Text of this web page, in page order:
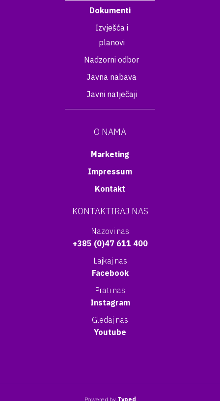
Dokumenti
Izvješća i
planovi
Nadzorni odbor
Javna nabava
Javni natječaji
O NAMA
Marketing
Impressum
Kontakt
KONTAKTIRAJ NAS
Nazovi nas
+385 (0)47 611 400
Lajkaj nas
Facebook
Prati nas
Instagram
Gledaj nas
Youtube
Powered by Typed